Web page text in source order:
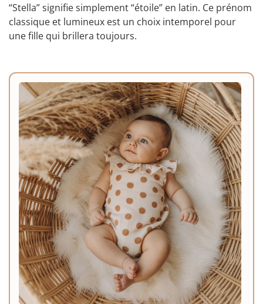
“Stella” signifie simplement “étoile” en latin. Ce prénom
classique et lumineux est un choix intemporel pour
une fille qui brillera toujours.